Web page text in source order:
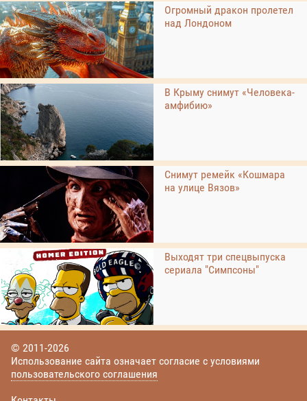
Огромный дракон пролетел
над Лондоном
В Крыму снимут «Человека-
амфибию»
Снимут ремейк «Кошмара
на улице Вязов»
Выходят три спецвыпуска
сериала "Симпсоны"
© 2011-2026
Использование сайта означает согласие с условиями
пользовательского соглашения